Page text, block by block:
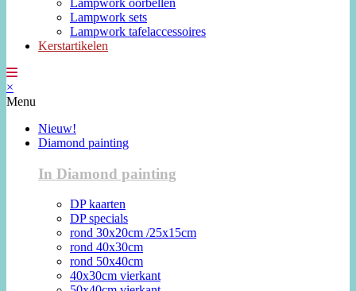
Lampwork sets
Lampwork tafelaccessoires
Kerstartikelen
×
Menu
Nieuw!
Diamond painting
In Diamond painting
DP kaarten
DP specials
rond 30x20cm /25x15cm
rond 40x30cm
rond 50x40cm
40x30cm vierkant